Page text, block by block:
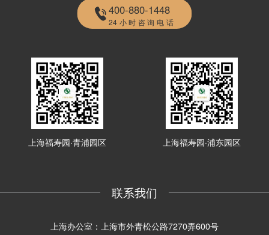
400-880-1448
24小时咨询电话
上海福寿园·青浦园区 上海福寿园·浦东园区
联系我们
上海办公室：上海市外青松公路7270弄600号